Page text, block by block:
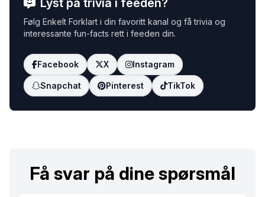
Lyst på trivia i feeden?
Følg Enkelt Forklart i din favoritt kanal og få trivia og
interessante fun-facts rett i feeden din.
Facebook X Instagram
Snapchat Pinterest TikTok
Få svar på dine spørsmål